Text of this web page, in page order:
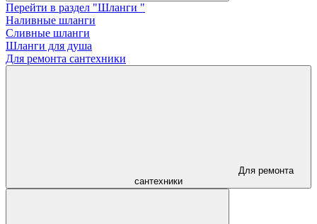
Перейти в раздел "Шланги "
Наливные шланги
Сливные шланги
Шланги для душа
Для ремонта сантехники
Для ремонта
сантехники